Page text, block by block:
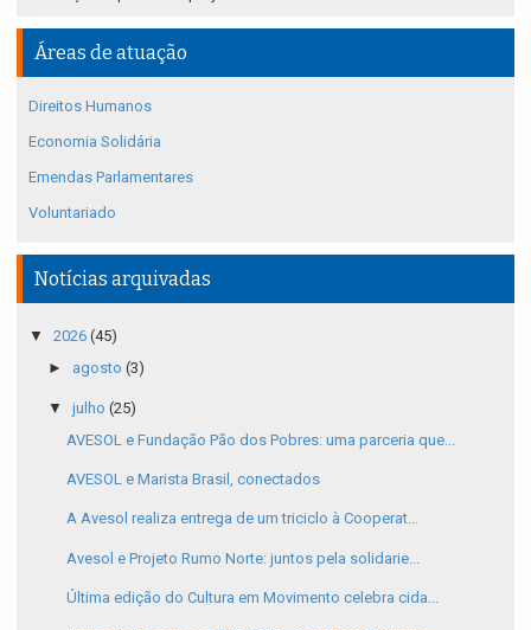
Áreas de atuação
Direitos Humanos
Economia Solidária
Emendas Parlamentares
Voluntariado
Notícias arquivadas
▼ 2026 (45)
► agosto (3)
▼ julho (25)
AVESOL e Fundação Pão dos Pobres: uma parceria que...
AVESOL e Marista Brasil, conectados
A Avesol realiza entrega de um triciclo à Cooperat...
Avesol e Projeto Rumo Norte: juntos pela solidarie...
Última edição do Cultura em Movimento celebra cida...